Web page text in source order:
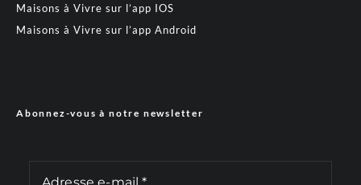
Maisons à Vivre sur l’app IOS
Maisons à Vivre sur l’app Android
Abonnez-vous à notre newsletter